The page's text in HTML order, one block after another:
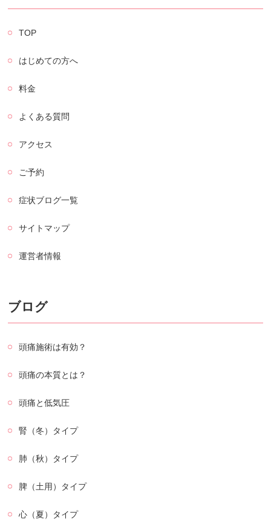
TOP
はじめての方へ
料金
よくある質問
アクセス
ご予約
症状ブログ一覧
サイトマップ
運営者情報
ブログ
頭痛施術は有効？
頭痛の本質とは？
頭痛と低気圧
腎（冬）タイプ
肺（秋）タイプ
脾（土用）タイプ
心（夏）タイプ